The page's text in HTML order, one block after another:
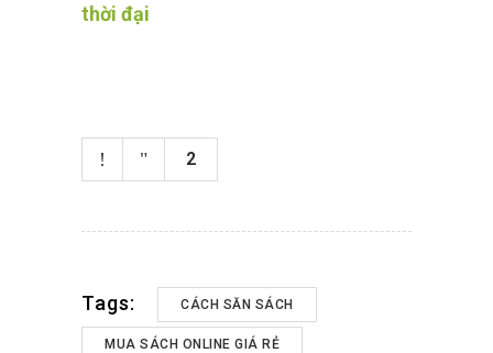
thời đại
2
Tags: CÁCH SĂN SÁCH
MUA SÁCH ONLINE GIÁ RẺ